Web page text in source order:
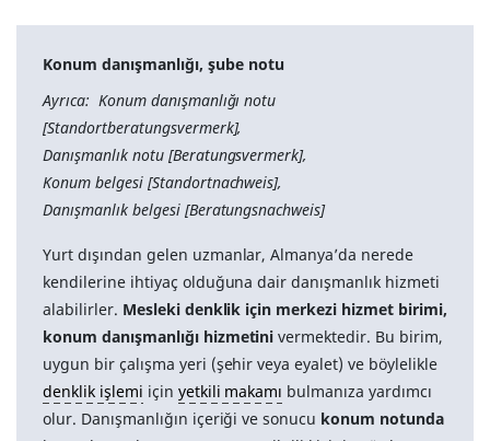
Konum danışmanlığı, şube notu
Ayrıca: Konum danışmanlığı notu
[Standortberatungsvermerk],
Danışmanlık notu [Beratungsvermerk],
Konum belgesi [Standortnachweis],
Danışmanlık belgesi [Beratungsnachweis]
Yurt dışından gelen uzmanlar, Almanya’da nerede
kendilerine ihtiyaç olduğuna dair danışmanlık hizmeti
alabilirler. Mesleki denklik için merkezi hizmet birimi,
konum danışmanlığı hizmetini vermektedir. Bu birim,
uygun bir çalışma yeri (şehir veya eyalet) ve böylelikle
denklik işlemi için yetkili makamı bulmanıza yardımcı
olur. Danışmanlığın içeriği ve sonucu konum notunda